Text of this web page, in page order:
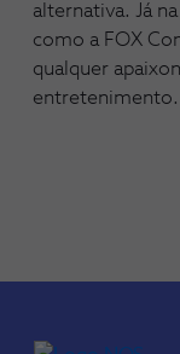
alternativa. Já
como a FOX
qualquer
entretenimento.